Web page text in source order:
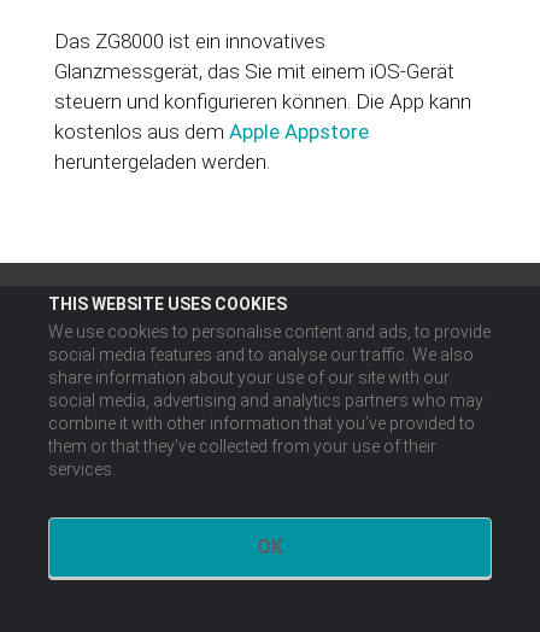
THIS WEBSITE USES COOKIES
We use cookies to personalise content and ads, to provide
social media features and to analyse our traffic. We also
share information about your use of our site with our
social media, advertising and analytics partners who may
combine it with other information that you’ve provided to
them or that they’ve collected from your use of their
services.
OK
Das ZG8000 ist ein innovatives
Glanzmessgerät, das Sie mit einem iOS-Gerät
steuern und konfigurieren können. Die App kann
kostenlos aus dem Apple Appstore
heruntergeladen werden.